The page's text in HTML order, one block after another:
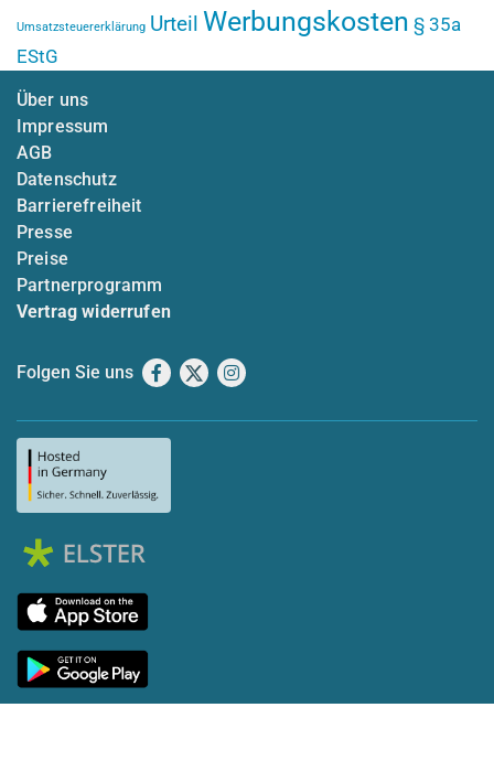
Umsatzsteuererklärung Urteil Werbungskosten § 35a
EStG
Über uns
Impressum
AGB
Datenschutz
Barrierefreiheit
Presse
Preise
Partnerprogramm
Vertrag widerrufen
Folgen Sie uns Facebook
X Instagram